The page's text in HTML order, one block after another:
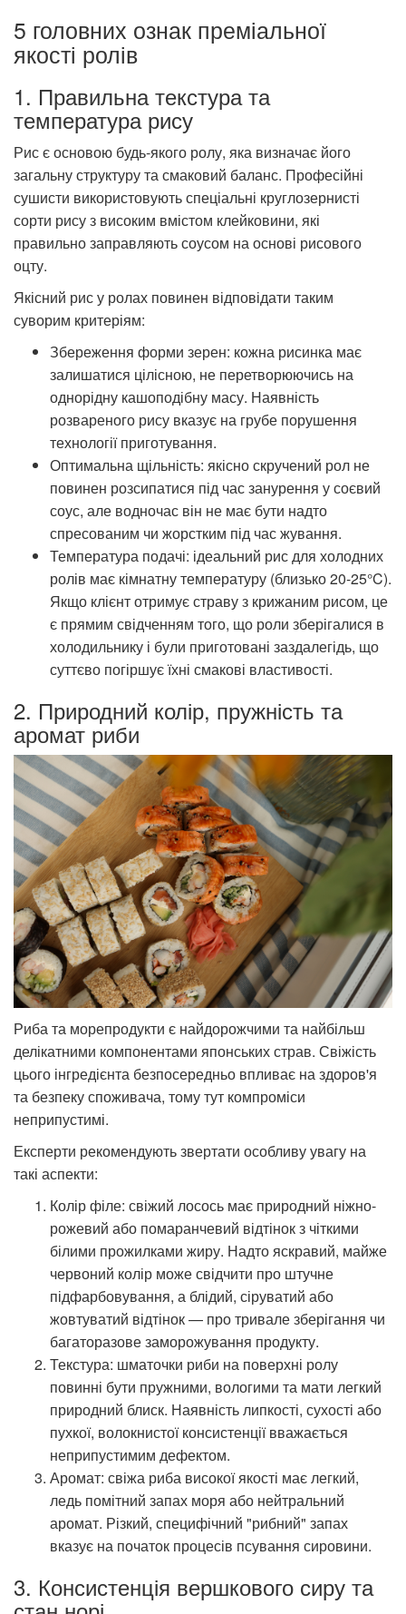
5 головних ознак преміальної
якості ролів
1. Правильна текстура та
температура рису
Рис є основою будь-якого ролу, яка визначає його
загальну структуру та смаковий баланс. Професійні
сушисти використовують спеціальні круглозернисті
сорти рису з високим вмістом клейковини, які
правильно заправляють соусом на основі рисового
оцту.
Якісний рис у ролах повинен відповідати таким
суворим критеріям:
Збереження форми зерен: кожна рисинка має
залишатися цілісною, не перетворюючись на
однорідну кашоподібну масу. Наявність
розвареного рису вказує на грубе порушення
технології приготування.
Оптимальна щільність: якісно скручений рол не
повинен розсипатися під час занурення у соєвий
соус, але водночас він не має бути надто
спресованим чи жорстким під час жування.
Температура подачі: ідеальний рис для холодних
ролів має кімнатну температуру (близько 20-25°C).
Якщо клієнт отримує страву з крижаним рисом, це
є прямим свідченням того, що роли зберігалися в
холодильнику і були приготовані заздалегідь, що
суттєво погіршує їхні смакові властивості.
2. Природний колір, пружність та
аромат риби
Риба та морепродукти є найдорожчими та найбільш
делікатними компонентами японських страв. Свіжість
цього інгредієнта безпосередньо впливає на здоров'я
та безпеку споживача, тому тут компроміси
неприпустимі.
Експерти рекомендують звертати особливу увагу на
такі аспекти:
Колір філе: свіжий лосось має природний ніжно-
рожевий або помаранчевий відтінок з чіткими
білими прожилками жиру. Надто яскравий, майже
червоний колір може свідчити про штучне
підфарбовування, а блідий, сіруватий або
жовтуватий відтінок — про тривале зберігання чи
багаторазове заморожування продукту.
Текстура: шматочки риби на поверхні ролу
повинні бути пружними, вологими та мати легкий
природний блиск. Наявність липкості, сухості або
пухкої, волокнистої консистенції вважається
неприпустимим дефектом.
Аромат: свіжа риба високої якості має легкий,
ледь помітний запах моря або нейтральний
аромат. Різкий, специфічний "рибний" запах
вказує на початок процесів псування сировини.
3. Консистенція вершкового сиру та